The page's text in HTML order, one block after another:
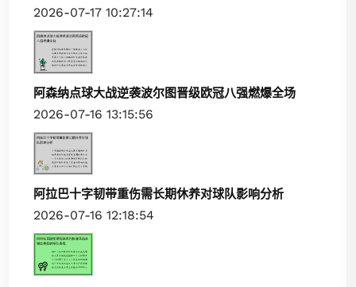
2026-07-17 10:27:14
阿森纳点球大战逆袭波尔图晋级欧冠八强燃爆全场
2026-07-16 13:15:56
阿拉巴十字韧带重伤需长期休养对球队影响分析
2026-07-16 12:18:54